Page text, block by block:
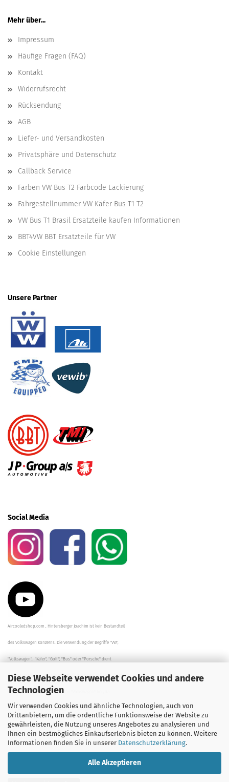
Diese Webseite verwendet Cookies und andere
Technologien
Wir verwenden Cookies und ähnliche Technologien, auch von
Drittanbietern, um die ordentliche Funktionsweise der Website zu
gewährleisten, die Nutzung unseres Angebotes zu analysieren und
Ihnen ein bestmögliches Einkaufserlebnis bieten zu können. Weitere
Informationen finden Sie in unserer Datenschutzerklärung.
Alle Akzeptieren
Mehr über...
Impressum
Häufige Fragen (FAQ)
Kontakt
Widerrufsrecht
Rücksendung
AGB
Liefer- und Versandkosten
Privatsphäre und Datenschutz
Callback Service
Farben VW Bus T2 Farbcode Lackierung
Fahrgestellnummer VW Käfer Bus T1 T2
VW Bus T1 Brasil Ersatzteile kaufen Informationen
BBT4VW BBT Ersatzteile für VW
Cookie Einstellungen
Unsere Partner
Social Media
Aircooledshop.com , Hintersberger Joachim ist kein Bestandteil
des Volkswagen Konzerns. Die Verwendung der Begriffe "VW",
"Volkswagen", "Käfer", "Golf", "Bus" oder "Porsche" dient
der Beschreibung der Teile und stellt in keinem Fall eine direkte
Verbindung zu dem Unternehmen "Volkswagen" her/da.
Die Beschreibungen, Zeichnungen und Angaben zur
Verwendung sind sorgfältig überprüft worden.